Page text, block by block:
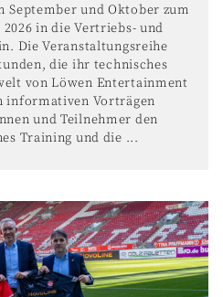
September und Oktober zum
in die Vertriebs- und
Die Veranstaltungsreihe
die ihr technisches
von Löwen Entertainment
informativen Vorträgen
und Teilnehmer den
Training und die ...